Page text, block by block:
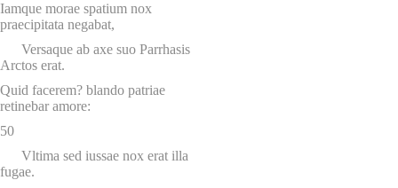
Iamque morae spatium nox
praecipitata negabat,
Versaque ab axe suo Parrhasis
Arctos erat.
Quid facerem? blando patriae
retinebar amore:
50
Vltima sed iussae nox erat illa
fugae.